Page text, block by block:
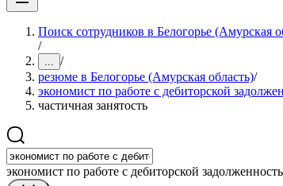
Поиск сотрудников в Белогорье (Амурская
/
... /
резюме в Белогорье (Амурская область)/
экономист по работе с дебиторской
частичная занятость
экономист по работе с дебиторской